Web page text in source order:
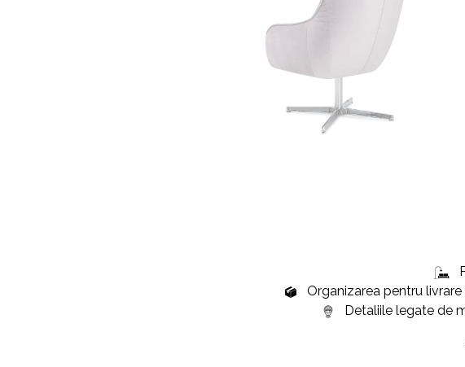
Organizarea pentru
Detaliile legate de